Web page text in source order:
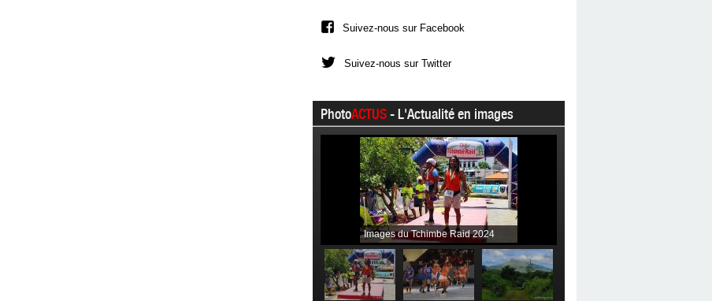
Suivez-nous sur Facebook
Suivez-nous sur Twitter
PhotoACTUS- L'Actualité en images
Images du Tchimbe Raid 2024